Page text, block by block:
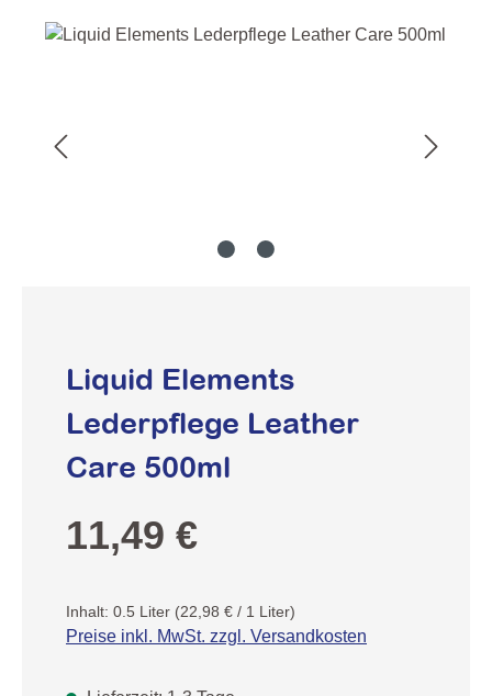
Bildergalerie überspringen
Liquid Elements
Lederpflege Leather
Care 500ml
Regulärer Preis:
11,49 €
Inhalt: 0.5 Liter (22,98 € / 1 Liter)
Preise inkl. MwSt. zzgl. Versandkosten